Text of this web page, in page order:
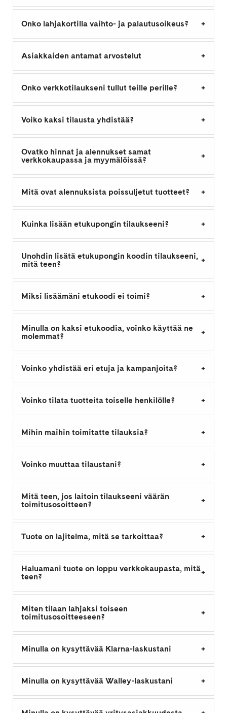
Onko lahjakortilla vaihto- ja palautusoikeus?
Asiakkaiden antamat arvostelut
Onko verkkotilaukseni tullut teille perille?
Voiko kaksi tilausta yhdistää?
Ovatko hinnat ja alennukset samat
verkkokaupassa ja myymälöissä?
Mitä ovat alennuksista poissuljetut tuotteet?
Kuinka lisään etukupongin tilaukseeni?
Unohdin lisätä etukupongin koodin tilaukseeni,
mitä teen?
Miksi lisäämäni etukoodi ei toimi?
Minulla on kaksi etukoodia, voinko käyttää ne
molemmat?
Voinko yhdistää eri etuja ja kampanjoita?
Voinko tilata tuotteita toiselle henkilölle?
Mihin maihin toimitatte tilauksia?
Voinko muuttaa tilaustani?
Mitä teen, jos laitoin tilaukseeni väärän
toimitusosoitteen?
Tuote on lajitelma, mitä se tarkoittaa?
Haluamani tuote on loppu verkkokaupasta, mitä
teen?
Miten tilaan lahjaksi toiseen
toimitusosoitteeseen?
Minulla on kysyttävää Klarna-laskustani
Minulla on kysyttävää Walley-laskustani